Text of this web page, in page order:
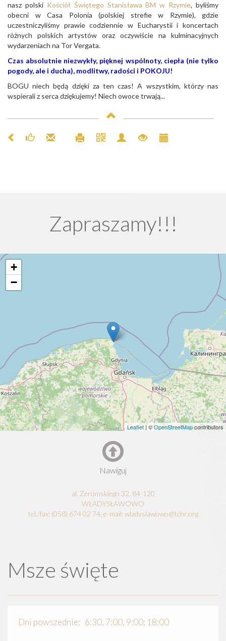
nasz polski Kościół Świętego Stanisława BM w Rzymie, byliśmy
obecni w Casa Polonia (polskiej strefie w Rzymie), gdzie
uczestniczyliśmy prawie codziennie w Eucharystii i koncertach
różnych polskich artystów oraz oczywiście na kulminacyjnych
wydarzeniach na Tor Vergata.
Czas absolutnie niezwykły, pięknej wspólnoty, ciepła (nie tylko
pogody, ale i ducha), modlitwy, radości i POKOJU!
BOGU niech będą dzięki za ten czas! A wszystkim, którzy nas
wspierali z serca dziękujemy! Niech owoce trwają...
Zapraszamy!!!
+
−
Leaflet | ©OpenStreetMapcontributors
Nawiguj
al. Żeromskiego 32, 84-120
WŁADYSŁAWOWO
tel./fax: (058) 674 02 74, e-mail: wladyslawowo@tchr.org
Msze święte
Dni powszednie: 6:30, 7:00, 9:00; 18:00